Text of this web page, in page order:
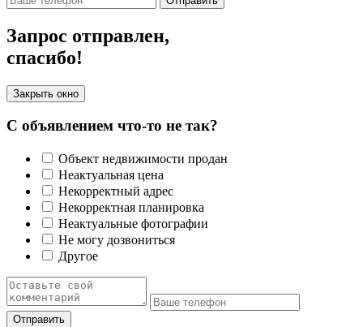
Запрос отправлен,
спасибо!
Закрыть окно
С объявлением что-то не так?
Объект недвижимости продан
Неактуальная цена
Некорректный адрес
Некорректная планировка
Неактуальные фотографии
Не могу дозвониться
Другое
Отправить